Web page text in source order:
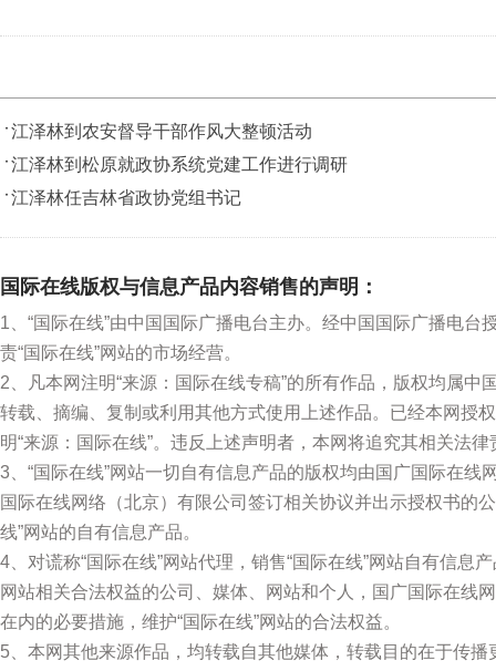
江泽林到农安督导干部作风大整顿活动
江泽林到松原就政协系统党建工作进行调研
江泽林任吉林省政协党组书记
国际在线版权与信息产品内容销售的声明：
1、“国际在线”由中国国际广播电台主办。经中国国际广播电
责“国际在线”网站的市场经营。
2、凡本网注明“来源：国际在线专稿”的所有作品，版权均属
转载、摘编、复制或利用其他方式使用上述作品。已经本网授
明“来源：国际在线”。违反上述声明者，本网将追究其相关法律
3、“国际在线”网站一切自有信息产品的版权均由国广国际在
国际在线网络（北京）有限公司签订相关协议并出示授权书的
线”网站的自有信息产品。
4、对谎称“国际在线”网站代理，销售“国际在线”网站自有信息
网站相关合法权益的公司、媒体、网站和个人，国广国际在线
在内的必要措施，维护“国际在线”网站的合法权益。
5、本网其他来源作品，均转载自其他媒体，转载目的在于传